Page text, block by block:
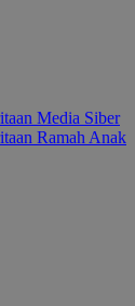
Media Siber
Ramah Anak